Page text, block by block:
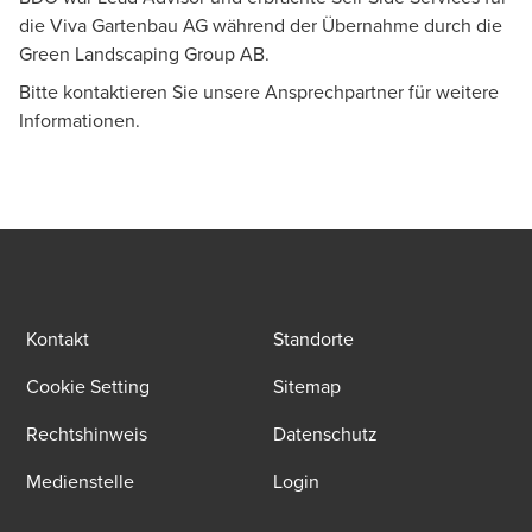
die Viva Gartenbau AG während der Übernahme durch die
Green Landscaping Group AB.
Bitte kontaktieren Sie unsere Ansprechpartner für weitere
Informationen.
Kontakt
Standorte
Cookie Setting
Sitemap
Rechtshinweis
Datenschutz
Medienstelle
Login